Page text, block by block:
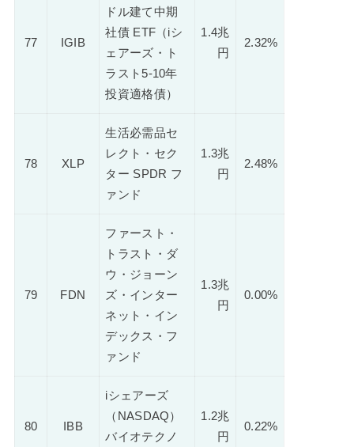
77 IGIB
ドル建て中期
社債 ETF（iシ
ェアーズ・ト
ラスト5-10年
投資適格債）
1.4兆
円
2.32%
78 XLP
生活必需品セ
レクト・セク
ター SPDR フ
ァンド
1.3兆
円
2.48%
79 FDN
ファースト・
トラスト・ダ
ウ・ジョーン
ズ・インター
ネット・イン
デックス・フ
ァンド
1.3兆
円
0.00%
80 IBB
iシェアーズ
（NASDAQ）
バイオテクノ
1.2兆
円
0.22%